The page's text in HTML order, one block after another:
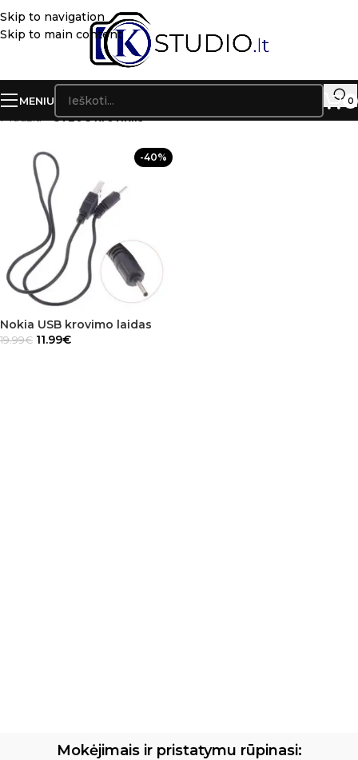
Skip to navigation
Skip to main content
MENIU 0
Pradžia»3720C kroviklis
-40%
Nokia USB krovimo laidas
19.99€ 11.99€
Mokėjimais ir pristatymu rūpinasi: